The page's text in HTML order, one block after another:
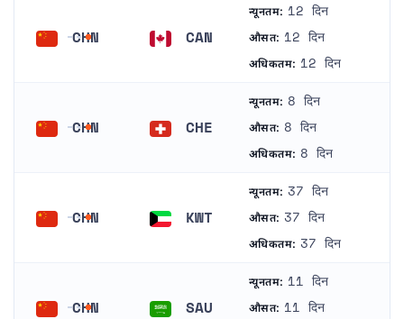
CHN CAN
न्यूनतम: 12 दिन
औसत: 12 दिन
अधिकतम: 12 दिन
CHN CHE
न्यूनतम: 8 दिन
औसत: 8 दिन
अधिकतम: 8 दिन
CHN KWT
न्यूनतम: 37 दिन
औसत: 37 दिन
अधिकतम: 37 दिन
CHN SAU
न्यूनतम: 11 दिन
औसत: 11 दिन